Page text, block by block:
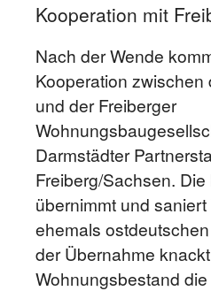
Kooperation mit
Nach der Wende
Kooperation zwischen
und der Freiberger
Darmstädter
Freiberg/Sachsen.
übernimmt und
ehemals
der Übernahme
Wohnungsbestand